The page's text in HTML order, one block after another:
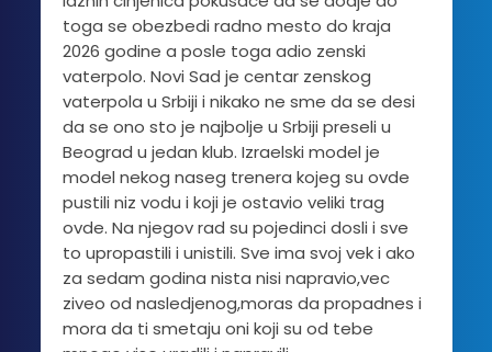
toga se obezbedi radno mesto do kraja
2026 godine a posle toga adio zenski
vaterpolo. Novi Sad je centar zenskog
vaterpola u Srbiji i nikako ne sme da se desi
da se ono sto je najbolje u Srbiji preseli u
Beograd u jedan klub. Izraelski model je
model nekog naseg trenera kojeg su ovde
pustili niz vodu i koji je ostavio veliki trag
ovde. Na njegov rad su pojedinci dosli i sve
to upropastili i unistili. Sve ima svoj vek i ako
za sedam godina nista nisi napravio,vec
ziveo od nasledjenog,moras da propadnes i
mora da ti smetaju oni koji su od tebe